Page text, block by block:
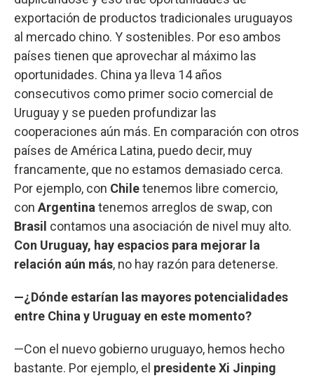
exportación de productos tradicionales uruguayos
al mercado chino. Y sostenibles. Por eso ambos
países tienen que aprovechar al máximo las
oportunidades. China ya lleva 14 años
consecutivos como primer socio comercial de
Uruguay y se pueden profundizar las
cooperaciones aún más. En comparación con otros
países de América Latina, puedo decir, muy
francamente, que no estamos demasiado cerca.
Por ejemplo, con Chiletenemos libre comercio,
con Argentina tenemos arreglos de swap, con
Brasil contamos una asociación de nivel muy alto.
Con Uruguay, hay espacios para mejorar la
relación aún más, no hay razón para detenerse.
—¿Dónde estarían las mayores potencialidades
entre China y Uruguay en este momento?
—Con el nuevo gobierno uruguayo, hemos hecho
bastante. Por ejemplo, el presidente Xi Jinping